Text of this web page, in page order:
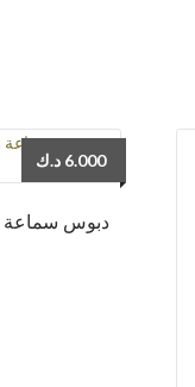
6.000 د.ك